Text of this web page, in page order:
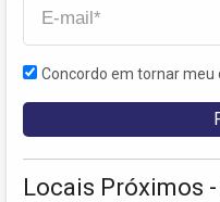
Concordo em tornar meu
Locais Próximos -